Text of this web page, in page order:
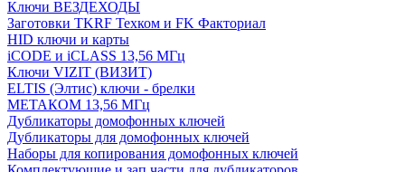
Ключи ВЕЗДЕХОДЫ
Заготовки TKRF Техком и FK Факториал
HID ключи и карты
iCODE и iCLASS 13,56 МГц
Ключи VIZIT (ВИЗИТ)
ELTIS (Элтис) ключи - брелки
МЕТАКОМ 13,56 МГц
Дубликаторы домофонных ключей
Дубликаторы для домофонных ключей
Наборы для копирования домофонных ключей